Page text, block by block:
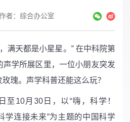
者：综合办公室
满天都是小星星。” 在中科院第
声学所展区里，一位小朋友突发
瑰。声学科普还能这么玩？
日至 10月 30日，以“嗨，科学！
连接未来”为主题的中国科学